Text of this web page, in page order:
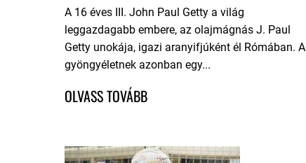
A 16 éves III. John Paul Getty a világ
leggazdagabb embere, az olajmágnás J. Paul
Getty unokája, igazi aranyifjúként él Rómában. A
gyöngyéletnek azonban egy...